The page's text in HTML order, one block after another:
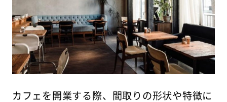
カフェを開業する際、間取りの形状や特徴に